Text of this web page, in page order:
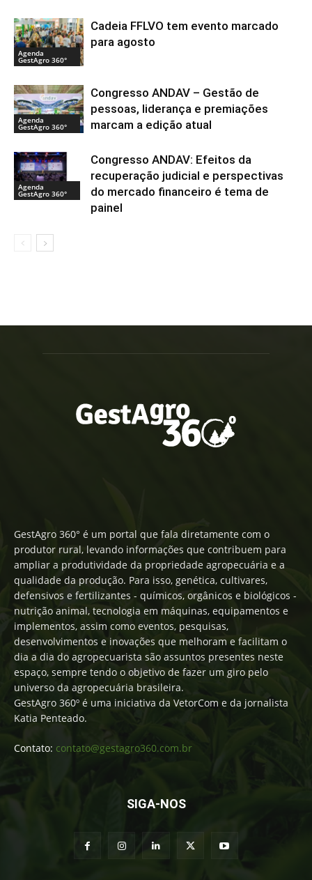
Agenda
GestAgro 360°
Cadeia FFLVO tem evento marcado
para agosto
Agenda
GestAgro 360°
Congresso ANDAV – Gestão de
pessoas, liderança e premiações
marcam a edição atual
Agenda
GestAgro 360°
Congresso ANDAV: Efeitos da
recuperação judicial e perspectivas
do mercado financeiro é tema de
painel
GestAgro 360° é um portal que fala diretamente com o
produtor rural, levando informações que contribuem para
ampliar a produtividade da propriedade agropecuária e a
qualidade da produção. Para isso, genética, cultivares,
defensivos e fertilizantes - químicos, orgânicos e biológicos -
nutrição animal, tecnologia em máquinas, equipamentos e
implementos, assim como eventos, pesquisas,
desenvolvimentos e inovações que melhoram e facilitam o
dia a dia do agropecuarista são assuntos presentes neste
espaço, sempre tendo o objetivo de fazer um giro pelo
universo da agropecuária brasileira.
GestAgro 360º é uma iniciativa da VetorCom e da jornalista
Katia Penteado.
Contato: contato@gestagro360.com.br
SIGA-NOS